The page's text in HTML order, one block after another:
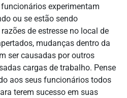
experimentam
ou se estão sendo
de estresse no local de
mudanças dentro da
ser causadas por outros
cargas de trabalho. Pense
aos seus funcionários todos
terem sucesso em suas